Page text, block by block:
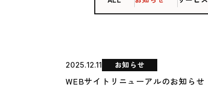
2025.12.11 お知らせ
WEBサイトリニューアルのお知らせ